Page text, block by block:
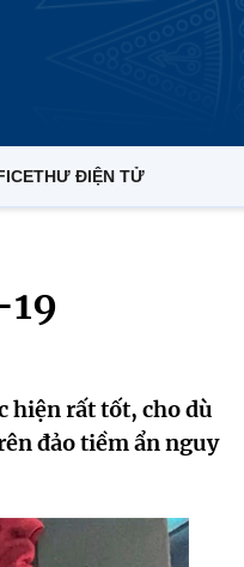
THƯ ĐIỆN TỬ
hiện rất tốt, cho dù
đảo tiềm ẩn nguy